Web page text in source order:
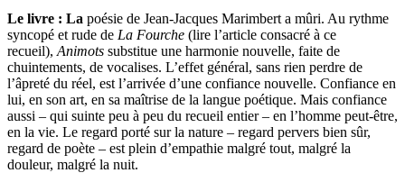
Le livre : La poésie de Jean-Jacques Marimbert a mûri. Au rythme
syncopé et rude de La Fourche (lire l’article consacré à ce
recueil), Animots substitue une harmonie nouvelle, faite de
chuintements, de vocalises. L’effet général, sans rien perdre de
l’âpreté du réel, est l’arrivée d’une confiance nouvelle. Confiance en
lui, en son art, en sa maîtrise de la langue poétique. Mais confiance
aussi – qui suinte peu à peu du recueil entier – en l’homme peut-être,
en la vie. Le regard porté sur la nature – regard pervers bien sûr,
regard de poète – est plein d’empathie malgré tout, malgré la
douleur, malgré la nuit.